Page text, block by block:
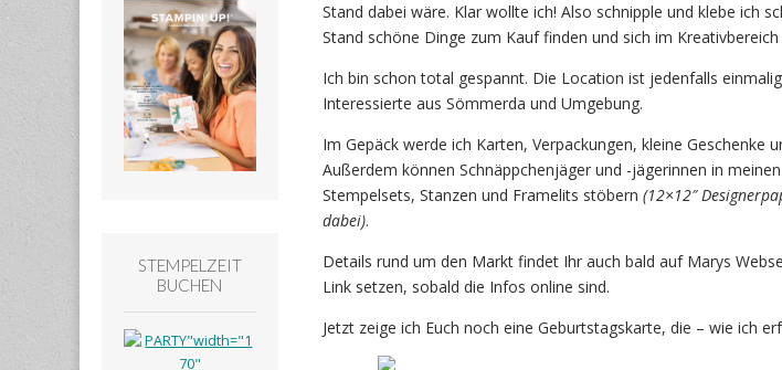
Stand dabei wäre. Klar wollte ich! Also schnipple und klebe ich
Stand schöne Dinge zum Kauf finden und sich im
Ich bin schon total gespannt. Die Location ist jedenfalls
Interessierte aus Sömmerda und Umgebung.
Im Gepäck werde ich Karten, Verpackungen, kleine Geschenke
Außerdem können Schnäppchenjäger und -jägerinnen in
Stempelsets, Stanzen und Framelits stöbern (12×12″
dabei).
Details rund um den Markt findet Ihr auch bald auf Marys
Link setzen, sobald die Infos online sind.
Jetzt zeige ich Euch noch eine Geburtstagskarte, die – wie ich
STEMPELZEIT
BUCHEN